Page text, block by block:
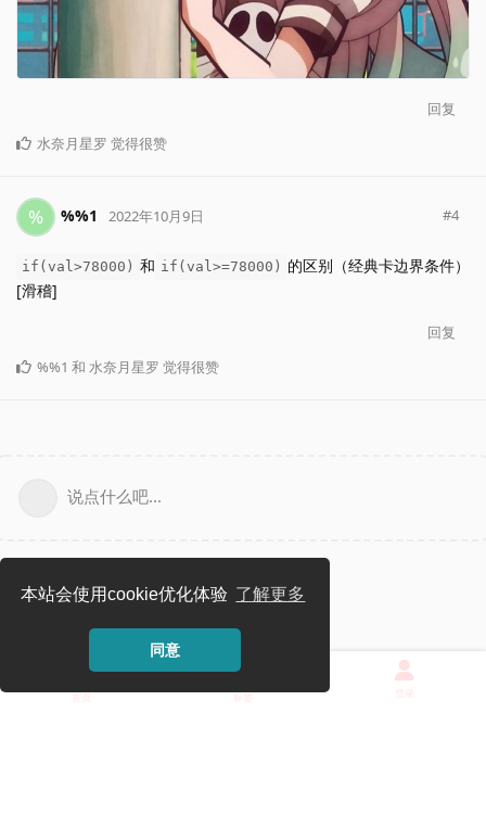
本站会使用cookie优化体验 了解更多
同意
回复
水奈月星罗 觉得很赞
% %%1 2022年10月9日 #4
if(val>78000) 和 if(val>=78000) 的区别（经典卡边界条件）
[滑稽]
回复
%%1 和 水奈月星罗 觉得很赞
说点什么吧...
首页 标签 登录